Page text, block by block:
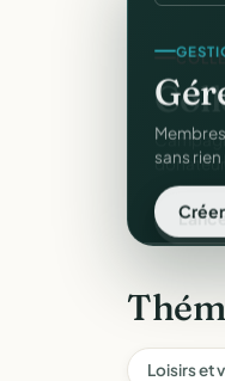
Loisirs et